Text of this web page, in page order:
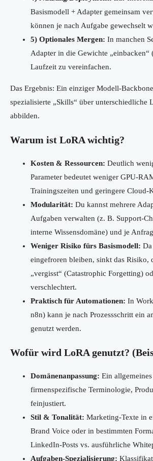
Basismodell + Adapter gemeinsam
können je nach Aufgabe gewechselt
5) Optionales Mergen: In manchen
Adapter in die Gewichte „einbacken“
Laufzeit zu vereinfachen.
Das Ergebnis: Ein einziger Modell-
spezialisierte „Skills“ über unterschiedliche
abbilden.
Warum ist LoRA wichtig?
Kosten & Ressourcen: Deutlich
Parameter bedeutet weniger GPU-
Trainingszeiten und geringere Cloud-
Modularität: Du kannst mehrere
Aufgaben verwalten (z. B. Support-
interne Wissensdomäne) und je
Weniger Risiko fürs Basismodell:
eingefroren bleiben, sinkt das Risiko,
„vergisst“ (Catastrophic Forgetting)
verschlechtert.
Praktisch für Automationen: In
n8n) kann je nach Prozessschritt ein
genutzt werden.
Wofür wird LoRA genutzt?
Domänenanpassung: Ein
firmenspezifische Terminologie,
feinjustiert.
Stil & Tonalität: Marketing-Texte in
Brand Voice oder in bestimmten
LinkedIn-Posts vs. ausführliche
Aufgaben-Spezialisierung: